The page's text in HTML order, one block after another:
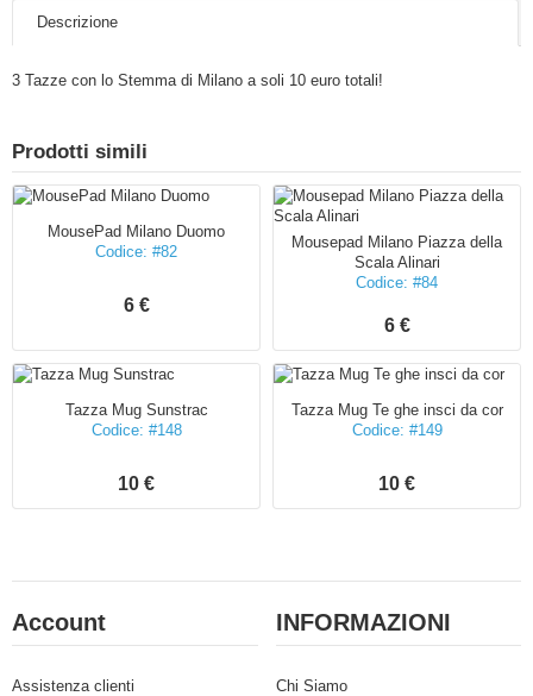
Descrizione
3 Tazze con lo Stemma di Milano a soli 10 euro totali!
Prodotti simili
MousePad Milano Duomo
Codice: #82
6 €
Mousepad Milano Piazza della
Scala Alinari
Codice: #84
6 €
Tazza Mug Sunstrac
Codice: #148
10 €
Tazza Mug Te ghe insci da cor
Codice: #149
10 €
Account
Assistenza clienti
INFORMAZIONI
Chi Siamo